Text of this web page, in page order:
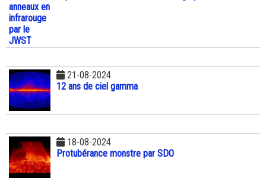
21-08-2024
12 ans de ciel gamma
18-08-2024
Protubérance monstre par SDO